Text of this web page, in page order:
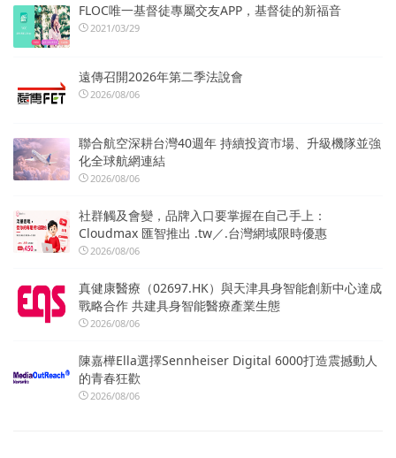
FLOC唯一基督徒專屬交友APP，基督徒的新福音
2021/03/29
遠傳召開2026年第二季法說會
2026/08/06
聯合航空深耕台灣40週年 持續投資市場、升級機隊並強
化全球航網連結
2026/08/06
社群觸及會變，品牌入口要掌握在自己手上：
Cloudmax 匯智推出 .tw／.台灣網域限時優惠
2026/08/06
真健康醫療（02697.HK）與天津具身智能創新中心達成
戰略合作 共建具身智能醫療產業生態
2026/08/06
陳嘉樺Ella選擇Sennheiser Digital 6000打造震撼動人
的青春狂歡
2026/08/06